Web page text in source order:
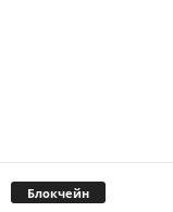
Блокчейн